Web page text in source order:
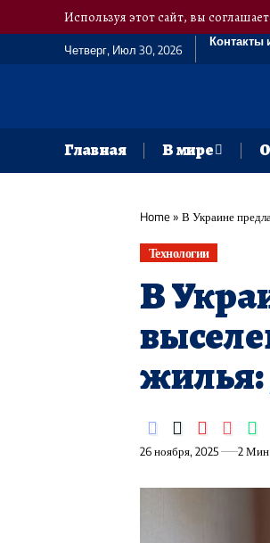
Используя этот сайт, вы
Четверг, Июл 30, 2026
Контакты
Главная В мире
Home» В Украине
Технологии
В
жилья:
26 ноября, 2025 2 Мин